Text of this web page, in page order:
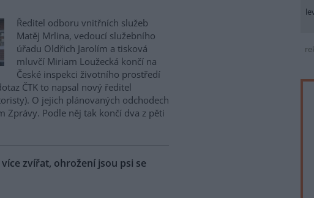
Ředitel odboru vnitřních služeb
Matěj Mrlina, vedoucí služebního
úřadu Oldřich Jarolím a tisková
mluvčí Miriam Loužecká končí na
České inspekci životního prostředí
ČTK to napsal nový ředitel
O jejich plánovaných odchodech
Zprávy. Podle něj tak končí dva z pěti
zvířat, ohrožení jsou psi se